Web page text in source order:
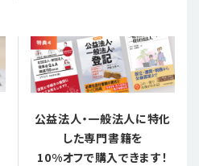
公益法人・一般法人に特化
した専門書籍を
10%オフで購入できます！